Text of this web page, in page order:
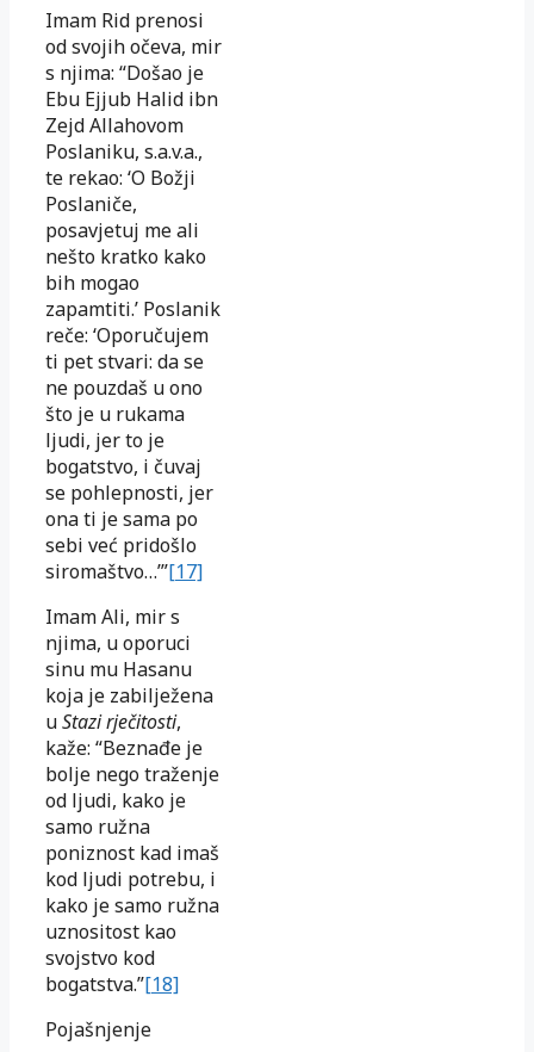
Imam Rid prenosi
od svojih očeva, mir
s njima: “Došao je
Ebu Ejjub Halid ibn
Zejd Allahovom
Poslaniku, s.a.v.a.,
te rekao: ‘O Božji
Poslaniče,
posavjetuj me ali
nešto kratko kako
bih mogao
zapamtiti.’ Poslanik
reče: ‘Oporučujem
ti pet stvari: da se
ne pouzdaš u ono
što je u rukama
ljudi, jer to je
bogatstvo, i čuvaj
se pohlepnosti, jer
ona ti je sama po
sebi već pridošlo
siromaštvo…’”[17]
Imam Ali, mir s
njima, u oporuci
sinu mu Hasanu
koja je zabilježena
uStazi rječitosti,
kaže: “Beznađe je
bolje nego traženje
od ljudi, kako je
samo ružna
poniznost kad imaš
kod ljudi potrebu, i
kako je samo ružna
uznositost kao
svojstvo kod
bogatstva.”[18]
Pojašnjenje